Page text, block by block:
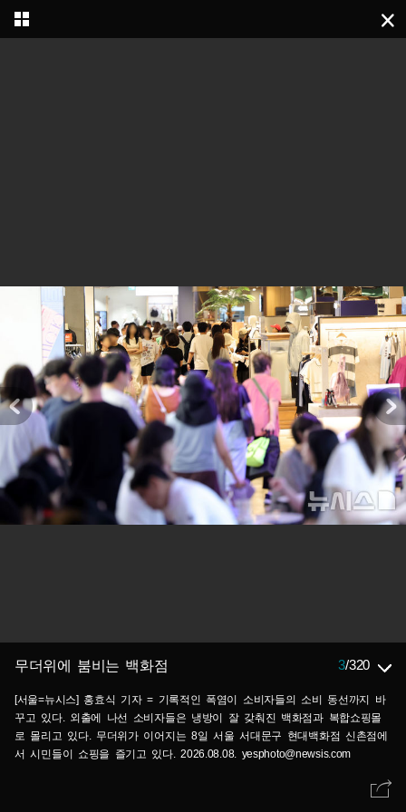
무더위에 붐비는 백화점 3/320
[서울=뉴시스] 홍효식 기자 = 기록적인 폭염이 소비자들의 소비 동선까지 바
꾸고 있다. 외출에 나선 소비자들은 냉방이 잘 갖춰진 백화점과 복합쇼핑몰
로 몰리고 있다. 무더위가 이어지는 8일 서울 서대문구 현대백화점 신촌점에
서 시민들이 쇼핑을 즐기고 있다. 2026.08.08. yesphoto@newsis.com